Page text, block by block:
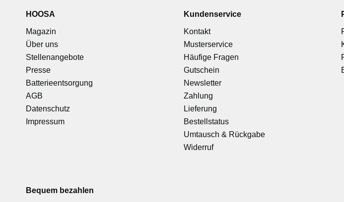
HOOSA
Magazin
Über uns
Stellenangebote
Presse
Batterieentsorgung
AGB
Datenschutz
Impressum
Kundenservice
Kontakt
Musterservice
Häufige Fragen
Gutschein
Newsletter
Zahlung
Lieferung
Bestellstatus
Umtausch & Rückgabe
Widerruf
Bequem bezahlen